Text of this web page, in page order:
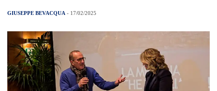
GIUSEPPE BEVACQUA - 17/02/2025